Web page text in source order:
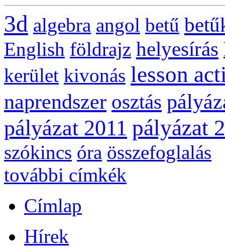
3d algebra angol betű
English földrajz helyesírás
kerület kivonás lesson
naprendszer osztás
pályázat 2011 pályázat
szókincs óra összefoglalás
további címkék
Címlap
Hírek